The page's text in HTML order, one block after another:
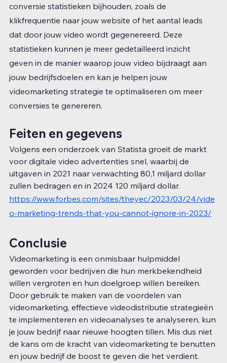
conversie statistieken bijhouden, zoals de
klikfrequentie naar jouw website of het aantal leads
dat door jouw video wordt gegenereerd. Deze
statistieken kunnen je meer gedetailleerd inzicht
geven in de manier waarop jouw video bijdraagt ​​aan
jouw bedrijfsdoelen en kan je helpen jouw
videomarketing strategie te optimaliseren om meer
conversies te genereren.
Feiten en gegevens
Volgens een onderzoek van Statista groeit de markt
voor digitale video advertenties snel, waarbij de
uitgaven in 2021 naar verwachting 80,1 miljard dollar
zullen bedragen en in 2024 120 miljard dollar.
https://www.forbes.com/sites/theyec/2023/03/24/vide
o-marketing-trends-that-you-cannot-ignore-in-2023/
Conclusie
Videomarketing is een onmisbaar hulpmiddel
geworden voor bedrijven die hun merkbekendheid
willen vergroten en hun doelgroep willen bereiken.
Door gebruik te maken van de voordelen van
videomarketing, effectieve videodistributie strategieën
te implementeren en videoanalyses te analyseren, kun
je jouw bedrijf naar nieuwe hoogten tillen. Mis dus niet
de kans om de kracht van videomarketing te benutten
en jouw bedrijf de boost te geven die het verdient.